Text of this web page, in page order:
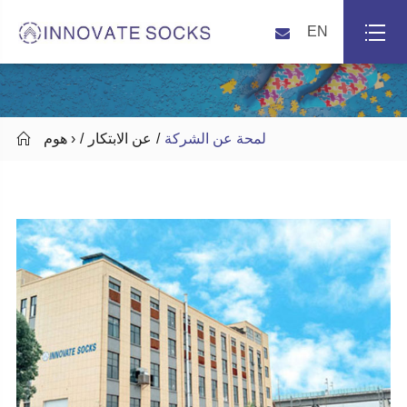
EN
 هوم › عن الابتكار لمحة عن الشركة